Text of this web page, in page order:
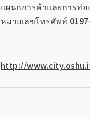
แผนกการค้าและการท่อ
หมายเลขโทรศัพท์
http://